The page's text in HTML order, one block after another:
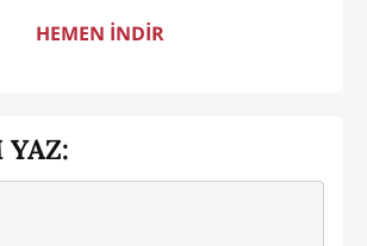
HEMEN İNDİR
YAZ: